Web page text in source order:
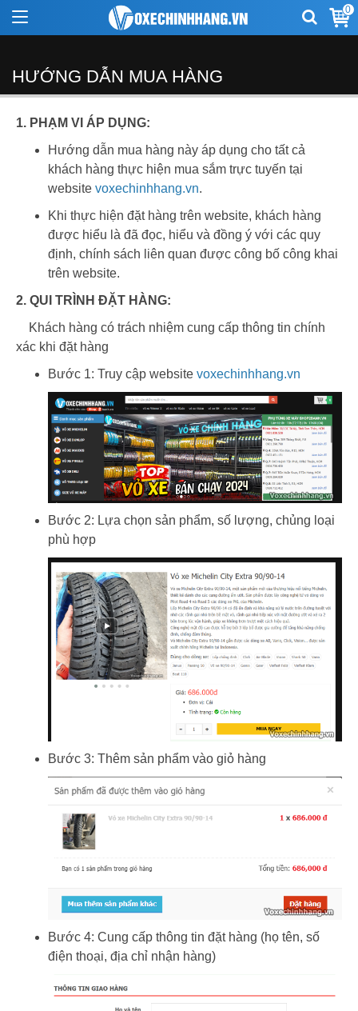
0
HƯỚNG DẪN MUA HÀNG
1. PHẠM VI ÁP DỤNG:
Hướng dẫn mua hàng này áp dụng cho tất cả
khách hàng thực hiện mua sắm trực tuyến tại
website voxechinhhang.vn.
Khi thực hiện đặt hàng trên website, khách hàng
được hiểu là đã đọc, hiểu và đồng ý với các quy
định, chính sách liên quan được công bố công khai
trên website.
2. QUI TRÌNH ĐẶT HÀNG:
Khách hàng có trách nhiệm cung cấp thông tin chính
xác khi đặt hàng
Bước 1: Truy cập website voxechinhhang.vn
Bước 2: Lựa chọn sản phẩm, số lượng, chủng loại
phù hợp
Bước 3: Thêm sản phẩm vào giỏ hàng
Bước 4: Cung cấp thông tin đặt hàng (họ tên, số
điện thoại, địa chỉ nhận hàng)